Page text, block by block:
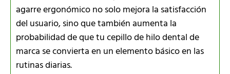
agarre ergonómico no solo mejora la satisfacción
del usuario, sino que también aumenta la
probabilidad de que tu cepillo de hilo dental de
marca se convierta en un elemento básico en las
rutinas diarias.